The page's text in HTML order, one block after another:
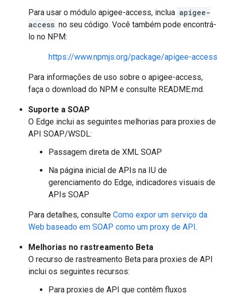
Para usar o módulo apigee-access, inclua apigee-
access no seu código. Você também pode encontrá-
lo no NPM:
https://www.npmjs.org/package/apigee-access
Para informações de uso sobre o apigee-access,
faça o download do NPM e consulte README.md.
Suporte a SOAP
O Edge inclui as seguintes melhorias para proxies de
API SOAP/WSDL:
Passagem direta de XML SOAP
Na página inicial de APIs na IU de
gerenciamento do Edge, indicadores visuais de
APIs SOAP
Para detalhes, consulte Como expor um serviço da
Web baseado em SOAP como um proxy de API.
Melhorias no rastreamento Beta
O recurso de rastreamento Beta para proxies de API
inclui os seguintes recursos:
Para proxies de API que contêm fluxos